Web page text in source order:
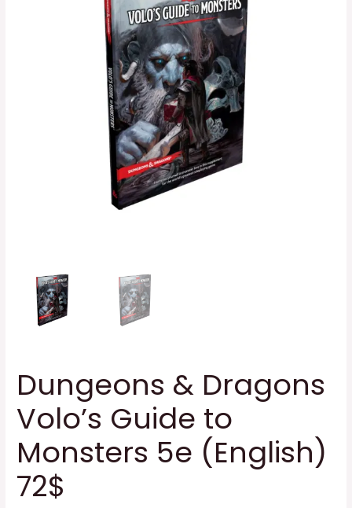
Dungeons & Dragons
Volo’s Guide to
Monsters 5e (English)
72$